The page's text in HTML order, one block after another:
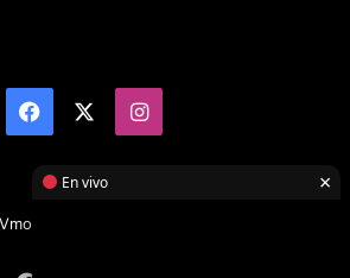
Facebook Instagram
TI 2026, All Rights Reserved
En vivo ×